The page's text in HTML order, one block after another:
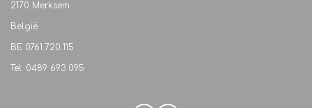
2170 Merksem
België
BE 0761.720.115
Tel: 0489 693 095